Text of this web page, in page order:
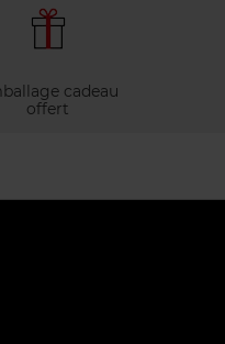
cadeau
offert